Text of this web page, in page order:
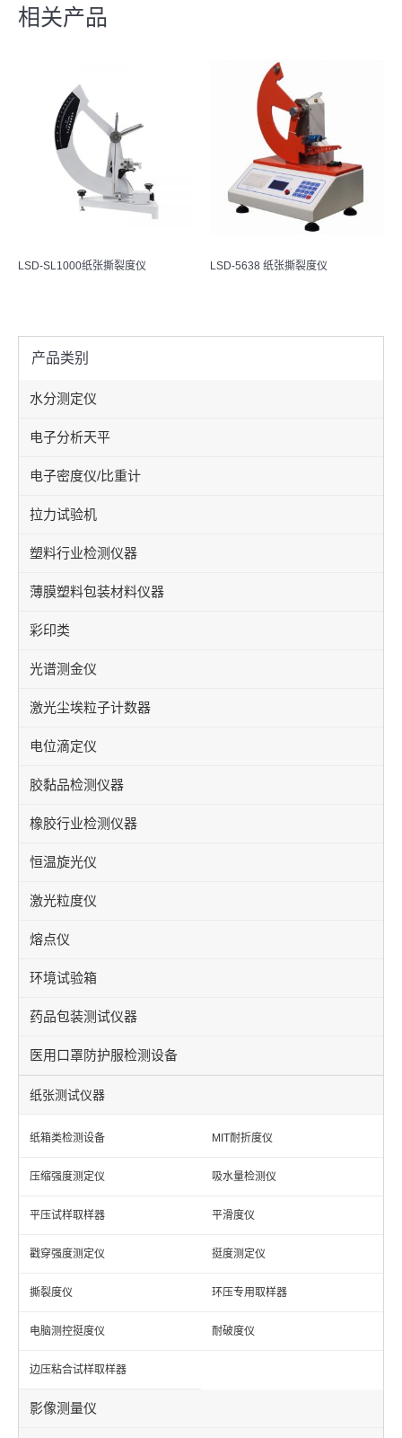
相关产品
LSD-SL1000纸张撕裂度仪 LSD-5638 纸张撕裂度仪
产品类别
水分测定仪
电子分析天平
电子密度仪/比重计
拉力试验机
塑料行业检测仪器
薄膜塑料包装材料仪器
彩印类
光谱测金仪
激光尘埃粒子计数器
电位滴定仪
胶黏品检测仪器
橡胶行业检测仪器
恒温旋光仪
激光粒度仪
熔点仪
环境试验箱
药品包装测试仪器
医用口罩防护服检测设备
纸张测试仪器
纸箱类检测设备 MIT耐折度仪
压缩强度测定仪 吸水量检测仪
平压试样取样器 平滑度仪
戳穿强度测定仪 挺度测定仪
撕裂度仪 环压专用取样器
电脑测控挺度仪 耐破度仪
边压粘合试样取样器
影像测量仪